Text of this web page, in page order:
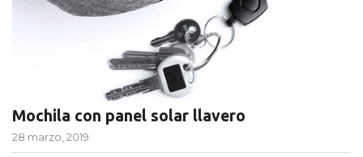
Mochila con panel solar llavero
28 marzo, 2019